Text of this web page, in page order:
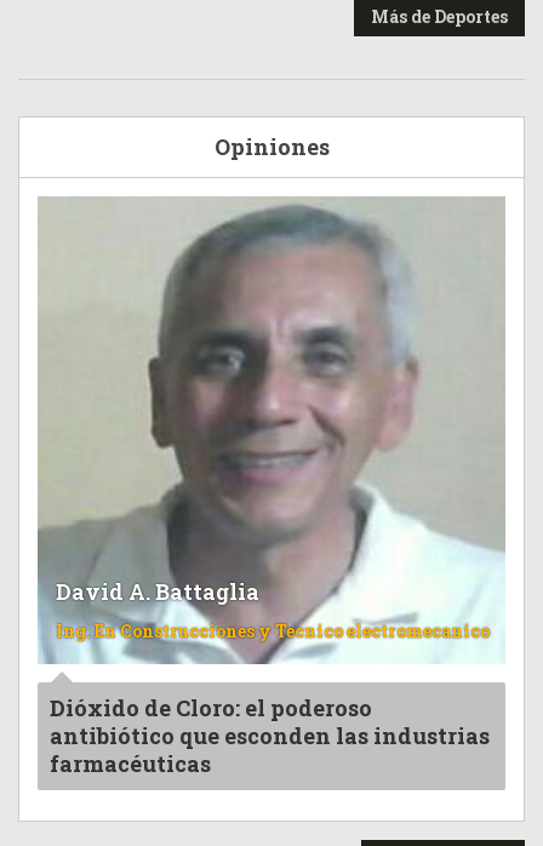
Más de Deportes
Opiniones
David A. Battaglia
Ing. En Construcciones y Tecnico electromecanico
Dióxido de Cloro: el poderoso
antibiótico que esconden las industrias
farmacéuticas